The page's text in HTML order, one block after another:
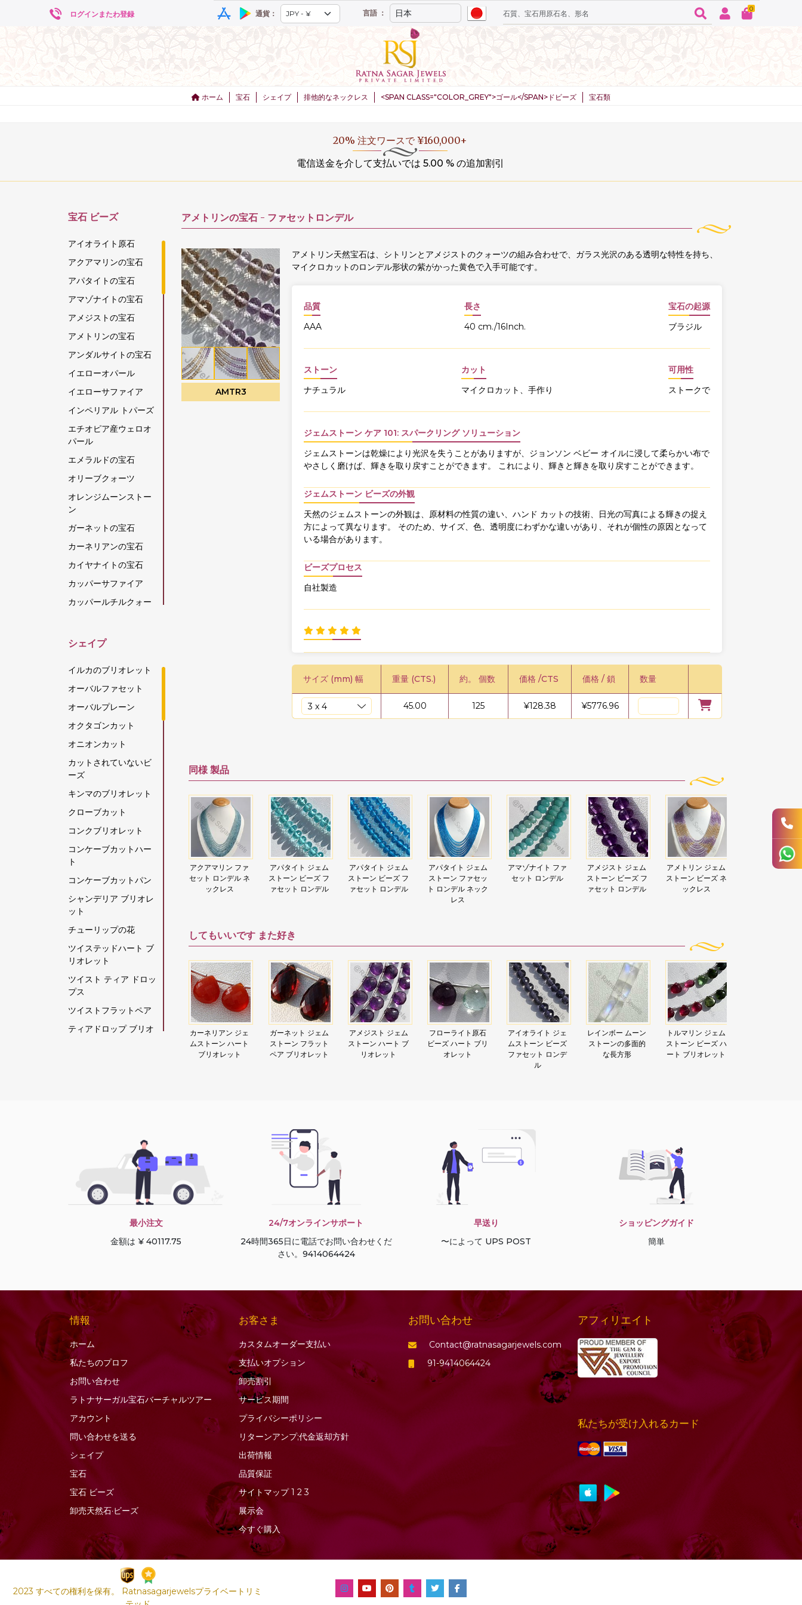
ログインまたわ登録 通貨： 言語 ： 0
ホーム 宝石 シェイプ 排他的なネックレス <SPAN CLASS="COLOR_GREY">ゴール</SPAN>ドビーズ 宝石類
20% 注文ワースで ¥160,000+
電信送金を介して支払いでは 5.00 % の追加割引
宝石 ビーズ
アイオライト原石
アクアマリンの宝石
アパタイトの宝石
アマゾナイトの宝石
アメジストの宝石
アメトリンの宝石
アンダルサイトの宝石
イエローオパール
イエローサファイア
インペリアル トパーズ
エチオピア産ウェロオ
パール
エメラルドの宝石
オリーブクォーツ
オレンジムーンストー
ン
ガーネットの宝石
カーネリアンの宝石
カイヤナイトの宝石
カッパーサファイア
カッパールチルクォー
ット
カルセドニーの宝石
ライト
グリーンアパタイト
グリーンアメジスト
グリーンオニキス
グリーンカイヤナイト
グリーンストロベリー
クォーツ
グリーンモスクォーツ
クリスタルジェムスト
ーン
クリソコラの原石
クリソプレーズ宝石
グレームーンストーン
グロッシュラー ガーネ
ット
クロム透輝石
コーヒームーンストー
ン
コーラル
ゴールデンムーンスト
ーン
サンストーンの宝石
シーブルーカルセドニ
シトリンの宝石
シャンパン シトリン
シリマナイトの宝石
スキャポライトの宝石
ット
スモーキークォーツ
セミプレシャスマルチ
ソーダライトの宝石
ソンゲア サファイア
ターコイズ宝石
タイガーアイ
ダイヤモンドビーズ
タンザナイトの宝石
ツァボライトの宝石
トルマリンの宝石
ネイビーブルーカルセ
ドニー
ネフライトの宝石
バイカラークォーツ
ハニークォーツ
バラ石英
シェイプ
イルカのブリオレット
オーバルファセット
オーバルプレーン
オクタゴンカット
オニオンカット
カットされていないビ
ーズ
キンマのブリオレット
クローブカット
コンクブリオレット
コンケーブカットハー
ト
コンケーブカットパン
シャンデリア ブリオレ
ット
チューリップの花
ツイステッドハート ブ
リオレット
ツイスト ティア ドロッ
プス
ツイストフラットペア
ティアドロップ ブリオ
ドルキ ブリオレット
ハートブリオレット
ハーフドリル宝石
ファセットコイン
ファセットチェスナッ
ファセットナゲット
ファセットラウンド
ファセットロンデル
ファンシーカット
フラットペアーブリオ
レット
フラットペアプレーン
プレーンラウンド
プレーンロンデル
ぽっちゃりスムースハ
ぽっちゃりハートのブ
リオレット
ポリゴンダイヤモンド
カット
アメトリンの宝石 - ファセットロンデル
AMTR3
アメトリン天然宝石は、シトリンとアメジストのクォーツの組み合わせで、ガラス光沢のある透明な特性を持ち、
マイクロカットのロンデル形状の紫がかった黄色で入手可能です。
品質
AAA
長さ
40 cm./16Inch.
宝石の起源
ブラジル
ストーン
ナチュラル
カット
マイクロカット、手作り
可用性
ストークで
ジェムストーン ケア 101: スパークリング ソリューション
ジェムストーンは乾燥により光沢を失うことがありますが、ジョンソン ベビー オイルに浸して柔らかい布で
やさしく磨けば、輝きを取り戻すことができます。 これにより、輝きと輝きを取り戻すことができます。
ジェムストーン ビーズの外観
天然のジェムストーンの外観は、原材料の性質の違い、ハンド カットの技術、日光の写真による輝きの捉え
方によって異なります。 そのため、サイズ、色、透明度にわずかな違いがあり、それが個性の原因となって
いる場合があります。
ビーズプロセス
自社製造
サイズ (mm) 幅 重量 (CTS.) 約。 個数 価格 /CTS 価格 / 鎖 数量
45.00 125 ¥128.38 ¥5776.96
同様 製品
アイオライト原石
ファセットロンデ
ムストーン ファセ
アクアマリン ファ
セット ロンデル ネ
ックレス
アパタイト ジェム
ストーン ビーズ フ
ァセット ロンデル
アパタイト ジェム
ストーン ビーズ フ
ァセット ロンデル
アパタイト ジェム
ストーン ファセッ
ト ロンデル ネック
レス
アマゾナイト ファ
セット ロンデル
アメジスト ジェム
ストーン ビーズ フ
ァセット ロンデル
アメトリン ジェム
ストーン ビーズ ネ
ックレス
アメトリン ジェ
してもいいです また好き
インペリアル トパ
アイオライト ジェ
カーネリアン ジェ
ムストーン ハート
ブリオレット
ガーネット ジェム
ストーン フラット
ペア ブリオレット
アメジスト ジェム
ストーン ハート ブ
リオレット
フローライト原石
ビーズ ハート ブリ
オレット
アイオライト ジェ
ムストーン ビーズ
ファセット ロンデ
ル
レインボー ムーン
ストーンの多面的
な長方形
トルマリン ジェム
ストーン ビーズ ハ
ート ブリオレット
最小注文
金額は ¥ 40117.75
24/7オンラインサポート
24時間365日に電話でお問い合わせくだ
さい。9414064424
早送り
〜によって UPS POST
ショッピングガイド
簡単
情報
ホーム
私たちのプロフ
お問い合わせ
ラトナサーガル宝石バーチャ​​ルツアー
アカウント
問い合わせを送る
シェイプ
宝石
宝石ビーズ
卸売天然石·ビーズ
お客さま
カスタムオーダー支払い
支払いオプション
卸売割引
サービス期間
プライバシーポリシー
リターンアンプ;代金返却方針
出荷情報
品質保証
サイトマップ 1 2 3
展示会
今すぐ購入
お問い合わせ
Contact@ratnasagarjewels.com
91-9414064424
アフィリエイト
私たちが受け入れるカード
2023 すべての権利を保有。 Ratnasagarjewelsプライベートリミ